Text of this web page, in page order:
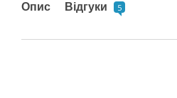
Опис Відгуки 5